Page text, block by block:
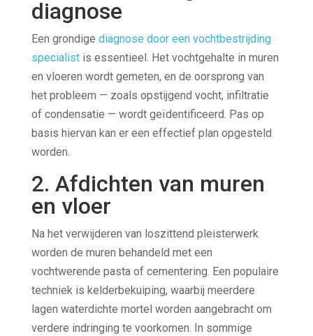
diagnose
Een grondige diagnose door een vochtbestrijding
specialistis essentieel. Het vochtgehalte in muren
en vloeren wordt gemeten, en de oorsprong van
het probleem — zoals opstijgend vocht, infiltratie
of condensatie — wordt geïdentificeerd. Pas op
basis hiervan kan er een effectief plan opgesteld
worden.
2. Afdichten van muren
en vloer
Na het verwijderen van loszittend pleisterwerk
worden de muren behandeld met een
vochtwerende pasta of cementering. Een populaire
techniek is kelderbekuiping, waarbij meerdere
lagen waterdichte mortel worden aangebracht om
verdere indringing te voorkomen. In sommige